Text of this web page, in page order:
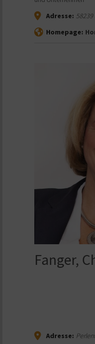
Adresse: 58239
Homepage:
Fanger,
Adresse: